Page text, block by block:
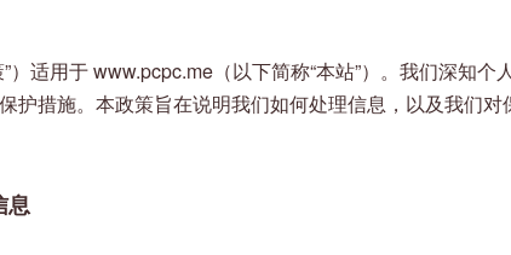
）适用于 www.pcpc.me（以下简称“本站”）。我们深知个
护措施。本政策旨在说明我们如何处理信息，以及我们对
息